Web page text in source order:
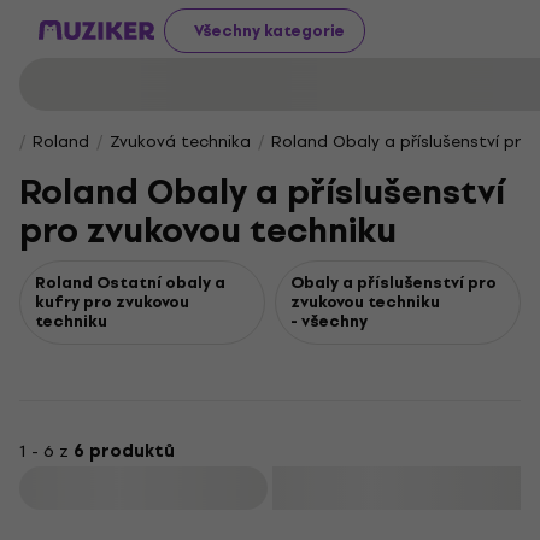
Všechny kategorie
Roland Zvuková technika Roland Obaly a příslušenství pro
Roland Obaly a příslušenství
pro zvukovou techniku
Roland Ostatní obaly a
kufry pro zvukovou
techniku
Obaly a příslušenství pro
zvukovou techniku
- všechny
1 - 6 z 6 produktů